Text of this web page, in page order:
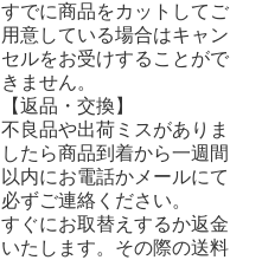
すでに商品をカットしてご
用意している場合はキャン
セルをお受けすることがで
きません。
【返品・交換】
不良品や出荷ミスがありま
したら商品到着から一週間
以内にお電話かメールにて
必ずご連絡ください。
すぐにお取替えするか返金
いたします。その際の送料